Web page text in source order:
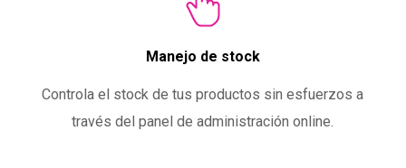
Manejo de stock
Controla el stock de tus productos sin esfuerzos a
través del panel de administración online.